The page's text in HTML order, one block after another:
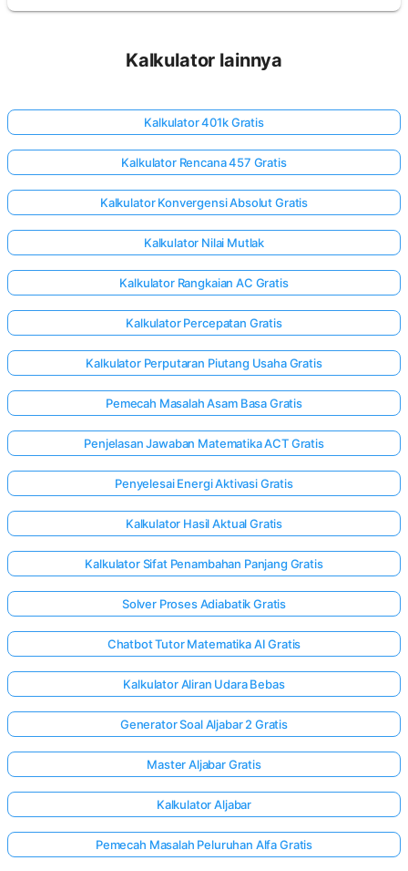
Kalkulator lainnya
Kalkulator 401k Gratis
Kalkulator Rencana 457 Gratis
Kalkulator Konvergensi Absolut Gratis
Kalkulator Nilai Mutlak
Kalkulator Rangkaian AC Gratis
Kalkulator Percepatan Gratis
Kalkulator Perputaran Piutang Usaha Gratis
Pemecah Masalah Asam Basa Gratis
Penjelasan Jawaban Matematika ACT Gratis
Penyelesai Energi Aktivasi Gratis
Kalkulator Hasil Aktual Gratis
Kalkulator Sifat Penambahan Panjang Gratis
Solver Proses Adiabatik Gratis
Chatbot Tutor Matematika AI Gratis
Kalkulator Aliran Udara Bebas
Generator Soal Aljabar 2 Gratis
Master Aljabar Gratis
Kalkulator Aljabar
Pemecah Masalah Peluruhan Alfa Gratis